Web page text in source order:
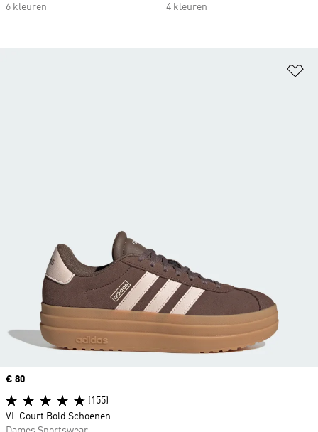
6 kleuren
4 kleuren
Price
€ 80
(155)
VL Court Bold Schoenen